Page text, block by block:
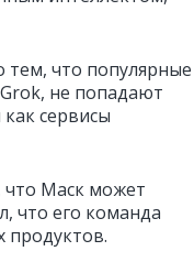
тем, что популярные
Grok, не попадают
сервисы
что Маск может
что его команда
продуктов.